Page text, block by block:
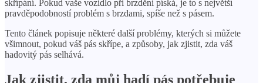
skřípání. Pokud vaše vozidlo při brzdění píská, je to s největší
pravděpodobností problém s brzdami, spíše než s pásem.
Tento článek popisuje některé další problémy, kterých si můžete
všimnout, pokud váš pás skřípe, a způsoby, jak zjistit, zda váš
hadovitý pás selhává.
Jak zjistit, zda můj hadí pás potřebuje